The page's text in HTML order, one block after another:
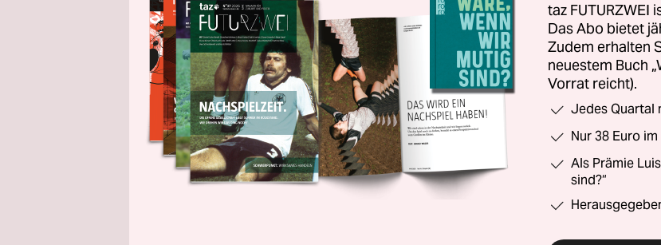
taz FUTURZWEI
Das Abo bietet
Zudem erhalten
neuestem Buch
Vorrat reicht).
Jedes Quartal
Nur 38 Euro
Als Prämie
sind?“